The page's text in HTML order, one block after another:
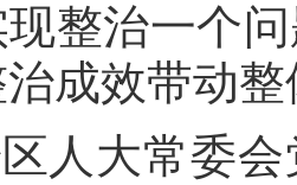
整治一个
成效带动
人大常委